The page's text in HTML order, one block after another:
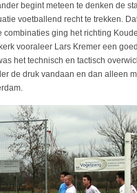
begint meteen te denken de
voetballend recht te trekken.
ging het richting
vooraleer Lars Kremer een
het technisch en tactisch
de druk vandaan en dan alleen